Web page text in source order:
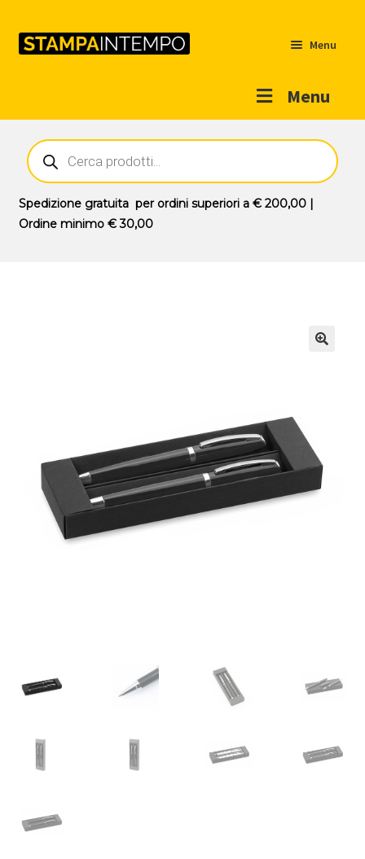
Menu
Menu
Outlet
Prodotti
Novità
Ricerca
prodotti
Spedizione gratuitaper ordini superiori a € 200,00|
Ordine minimo € 30,00